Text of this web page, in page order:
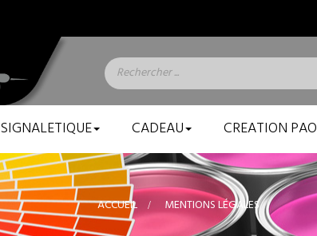
SIGNALETIQUE CADEAU CREATION PAO
ACCUEIL > MENTIONS LÉGALES